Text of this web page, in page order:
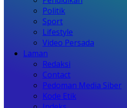
Politik
Sport
Lifestyle
Video Persada
Laman
Redaksi
Contact
Pedoman Media Siber
Kode Etik